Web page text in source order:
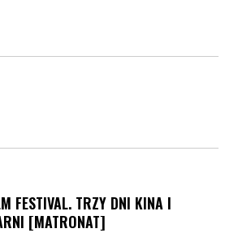
FESTIVAL. TRZY DNI KINA I
[MATRONAT]